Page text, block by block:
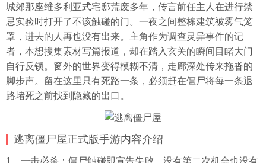
城郊那座维多利亚式宅邸荒废多年，传言前任主人在进行禁
忌实验时打开了不该触碰的门。一夜之间整栋建筑被雾气笼
罩，进去的人再也没有出来。主角作为调查灵异事件的记
者，本想搜集素材写篇报道，却在踏入玄关的瞬间目睹大门
自行反锁。窗外的世界变得模糊不清，走廊深处传来拖沓的
脚步声。留在这里只有死路一条，必须赶在僵尸将每一条退
路堵死之前找到隐藏的出口。
逃离僵尸屋正式版手游内容介绍
1、一击必杀：僵尸触碰即宣告失败，没有第二次机会也没有